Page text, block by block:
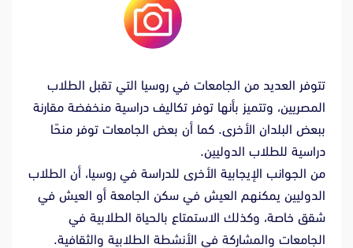
تتوفر العديد من الجامعات في روسيا التي تقبل الطلاب
المصريين، وتتميز بأنها توفر تكاليف دراسية منخفضة مقارنة
ببعض البلدان الأخرى. كما أن بعض الجامعات توفر منحًا
دراسية للطلاب الدوليين.
من الجوانب الإيجابية الأخرى للدراسة في روسيا، أن الطلاب
الدوليين يمكنهم العيش في سكن الجامعة أو العيش في
شقق خاصة، وكذلك الاستمتاع بالحياة الطلابية في
الجامعات والمشاركة في الأنشطة الطلابية والثقافية.